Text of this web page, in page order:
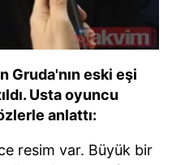
Gruda'nın eski eşi
Usta oyuncu
anlattı:
resim var. Büyük bir